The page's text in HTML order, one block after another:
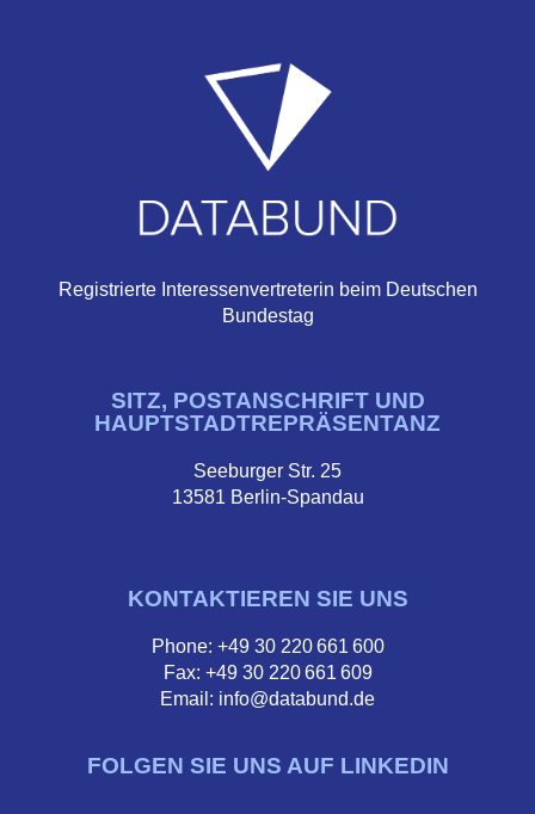
Registrierte Interessenvertreterin beim Deutschen
Bundestag
SITZ, POSTANSCHRIFT UND
HAUPTSTADTREPRÄSENTANZ
Seeburger Str. 25
13581 Berlin-Spandau
KONTAKTIEREN SIE UNS
Phone: +49 30 220 661 600
Fax: +49 30 220 661 609
Email: info@databund.de
FOLGEN SIE UNS AUF LINKEDIN